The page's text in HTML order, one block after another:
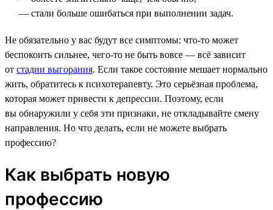
— стали больше ошибаться при выполнении задач.
Не обязательно у вас будут все симптомы: что-то может
беспокоить сильнее, чего-то не быть вовсе — всё зависит
от стадии выгорания. Если такое состояние мешает нормально
жить, обратитесь к психотерапевту. Это серьёзная проблема,
которая может привести к депрессии. Поэтому, если
вы обнаружили у себя эти признаки, не откладывайте смену
направления. Но что делать, если не можете выбрать
профессию?
Как выбрать новую
профессию